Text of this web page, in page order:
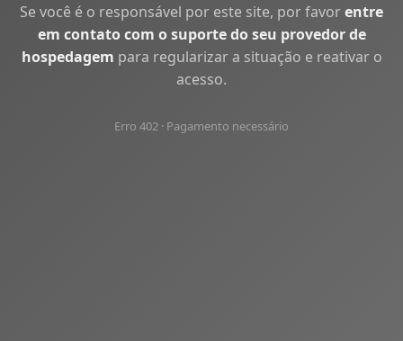
Se você é o responsável por este site, por favorentre
em contato com o suporte do seu provedor de
hospedagem para regularizar a situação e reativar o
acesso.
Erro 402 · Pagamento necessário